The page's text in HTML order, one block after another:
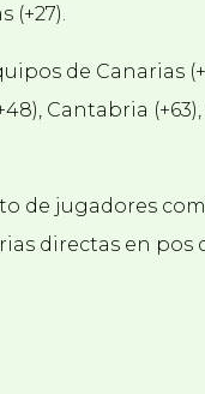
de Canarias
Cantabria
de jugadores
directas en pos